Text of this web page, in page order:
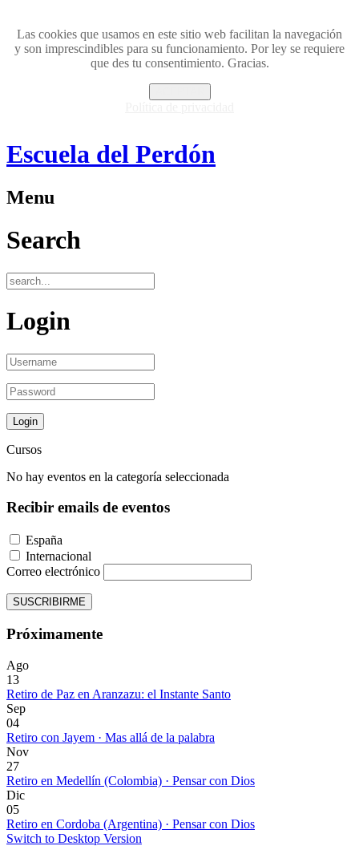
Las cookies que usamos en este sitio web facilitan la navegación
y son imprescindibles para su funcionamiento. Por ley se requiere
que des tu consentimiento. Gracias.
Escuela del Perdón
Menu
Search
Login
Cursos
No hay eventos en la categoría seleccionada
Recibir emails de eventos
España
Internacional
Correo electrónico
SUSCRIBIRME
Próximamente
Ago
13
Retiro de Paz en Aranzazu: el Instante Santo
Sep
04
Retiro con Jayem · Mas allá de la palabra
Nov
27
Retiro en Medellín (Colombia) · Pensar con Dios
Dic
05
Retiro en Cordoba (Argentina) · Pensar con Dios
Switch to Desktop Version